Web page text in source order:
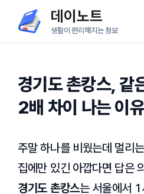
츠
데이노트
생활이 편리해지는 정보
경기도 촌캉스, 같
2배 차이 나는 이유
주말 하나를 비웠는데 멀리
집에만 있긴 아깝다면 답은
경기도 촌캉스는 서울에서 1